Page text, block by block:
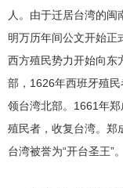
人。由于迁居台湾的闽
明万历年间公文开始正
西方殖民势力开始向东
部，1626年西班牙殖
领台湾北部。1661年
殖民者，收复台湾。郑
台湾被誉为“开台圣王”。